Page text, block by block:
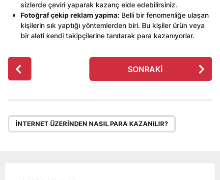
sizlerde çeviri yaparak kazanç elde edebilirsiniz.
Fotoğraf çekip reklam yapma: Belli bir fenomenliğe ulaşan
kişilerin sık yaptığı yöntemlerden biri. Bu kişiler ürün veya
bir aleti kendi takipçilerine tanıtarak para kazanıyorlar.
P
o
t
P
a
SONRAKI
İNTERNET ÜZERINDEN NASIL PARA KAZANILIR?